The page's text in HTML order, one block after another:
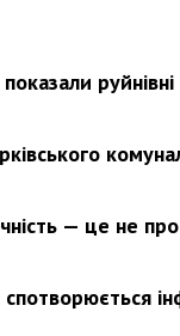
руйнівні
— це не